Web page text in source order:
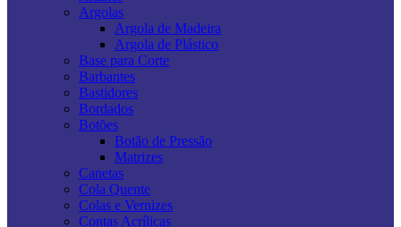
Argolas
Argola de Madeira
Argola de Plástico
Base para Corte
Barbantes
Bastidores
Bordados
Botões
Botão de Pressão
Matrizes
Canetas
Cola Quente
Colas e Vernizes
Contas Acrílicas